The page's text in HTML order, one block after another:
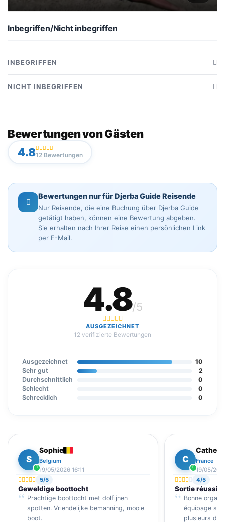
Inbegriffen/Nicht inbegriffen
INBEGRIFFEN
Bootstour (2h) ab Djerba
Betreuung durch einen Kapitän / Guide
Sicherheitsausrüstung
NICHT INBEGRIFFEN
Bewertungen von Gästen
4.812 Bewertungen
Bewertungen nur für Djerba Guide Reisende
Nur Reisende, die eine Buchung über Djerba Guide
getätigt haben, können eine Bewertung abgeben.
Sie erhalten nach Ihrer Reise einen persönlichen Link
per E-Mail.
4.8/5
AUSGEZEICHNET
12 verifizierte Bewertungen
Ausgezeichnet
10
Sehr gut
2
Durchschnittlich
0
Schlecht
0
Schrecklich
0
S
Sophie
Belgium
19/05/2026 16:11
5/5
Geweldige boottocht
Prachtige boottocht met dolfijnen
spotten. Vriendelijke bemanning, mooie
boot.
C
France
19/05/
4/5
Sortie réussie
Bonne
équipage
plusieurs